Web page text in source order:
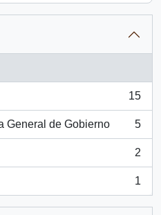
15
General de Gobierno 5
2
1